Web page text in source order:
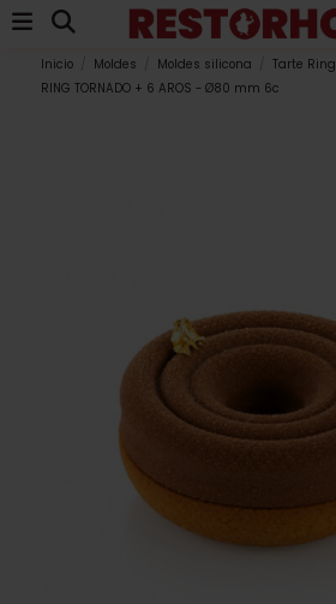
Inicio Moldes Moldes silicona Tarte Ring
RING TORNADO + 6 AROS - Ø80 mm 6c